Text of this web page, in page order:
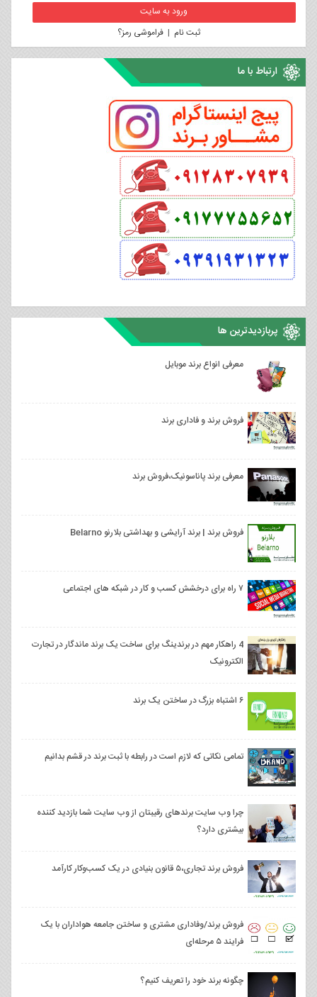
ثبت نام |فراموشی رمز؟
ارتباط با ما
پربازدیدترین ها
معرفی انواع برند موبایل
فروش برند و فاداری برند
معرفی برند پاناسونیک،فروش برند
فروش برند | برند آرایشی و بهداشتی بلارنو Belarno
۷ راه برای درخشش کسب و کار در شبکه های اجتماعی
4 راهکار مهم در برندینگ برای ساخت یک برند ماندگار در تجارت
الکترونیک
۶ اشتباه بزرگ در ساختن یک برند
تمامی نکاتی که لازم است در رابطه با ثبت برند در قشم بدانیم
چرا وب سایت برندهای رقیبتان از وب سایت شما بازدید کننده
بیشتری دارد؟
فروش برند تجاری،۵ قانون بنیادی در یک کسب‌وکار کارآمد
فروش برند/وفاداری مشتری و ساختن جامعه هواداران با یک
فرایند ۵ مرحله‌ای
چگونه برند خود را تعریف کنیم؟